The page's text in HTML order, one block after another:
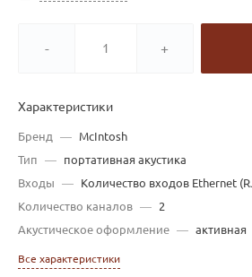
- +
Характеристики
Бренд —
McIntosh
Тип
—
портативная акустика
Входы
—
Количество входов Ethernet
Количество каналов —
2
Акустическое оформление — активная
Все характеристики